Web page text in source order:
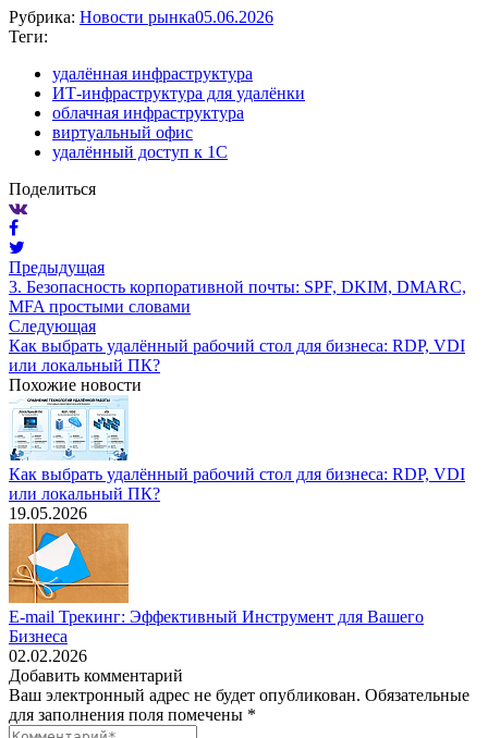
Рубрика: Новости рынка05.06.2026
Теги:
удалённая инфраструктура
ИТ-инфраструктура для удалёнки
облачная инфраструктура
виртуальный офис
удалённый доступ к 1С
Поделиться
Предыдущая
3. Безопасность корпоративной почты: SPF, DKIM, DMARC,
MFA простыми словами
Следующая
Как выбрать удалённый рабочий стол для бизнеса: RDP, VDI
или локальный ПК?
Похожие новости
Как выбрать удалённый рабочий стол для бизнеса: RDP, VDI
или локальный ПК?
19.05.2026
E-mail Трекинг: Эффективный Инструмент для Вашего
Бизнеса
02.02.2026
Добавить комментарий
Ваш электронный адрес не будет опубликован. Обязательные
для заполнения поля помечены *